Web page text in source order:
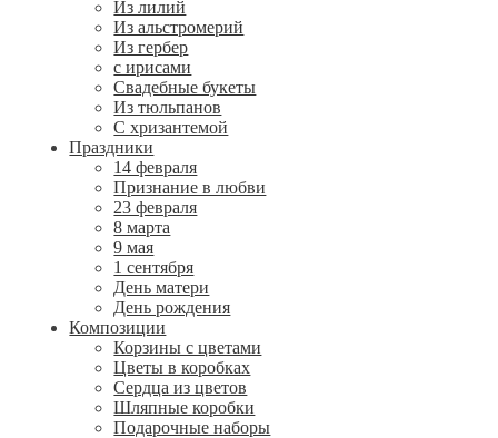
Из лилий
Из альстромерий
Из гербер
с ирисами
Свадебные букеты
Из тюльпанов
С хризантемой
Праздники
14 февраля
Признание в любви
23 февраля
8 марта
9 мая
1 сентября
День матери
День рождения
Композиции
Корзины с цветами
Цветы в коробках
Сердца из цветов
Шляпные коробки
Подарочные наборы